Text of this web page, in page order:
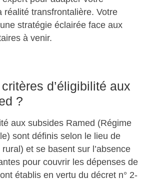
réalité transfrontalière. Votre
stratégie éclairée face aux
à venir.
d’éligibilité aux
?
aux subsides Ramed (Régime
sont définis selon le lieu de
et se basent sur l’absence
pour couvrir les dépenses de
établis en vertu du décret n° 2-